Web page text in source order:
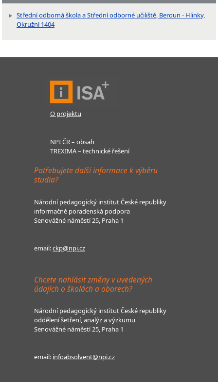
Střední odborná škola a Střední odborné učiliště, Beroun - Hlinky,
Okružní 1404
O projektu
NPI ČR – obsah
TREXIMA – technické řešení
Potřebujete další informace k výběru
studia?
Národní pedagogický institut České republiky
informačně poradenská podpora
Senovážné náměstí 25, Praha 1
email:ckp@npi.cz
Chcete nahlásit změny v uvedených
údajích o školách a oborech?
Národní pedagogický institut České republiky
oddělení šetření, analýz a výzkumu
Senovážné náměstí 25, Praha 1
email: infoabsolvent@npi.cz